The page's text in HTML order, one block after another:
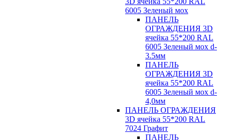
6005 Зеленый мох
ПАНЕЛЬ
ОГРАЖДЕНИЯ 3D
ячейка 55*200 RAL
6005 Зеленый мох d-
3.5мм
ПАНЕЛЬ
ОГРАЖДЕНИЯ 3D
ячейка 55*200 RAL
6005 Зеленый мох d-
4,0мм
ПАНЕЛЬ ОГРАЖДЕНИЯ
3D ячейка 55*200 RAL
7024 Графит
ПАНЕЛЬ